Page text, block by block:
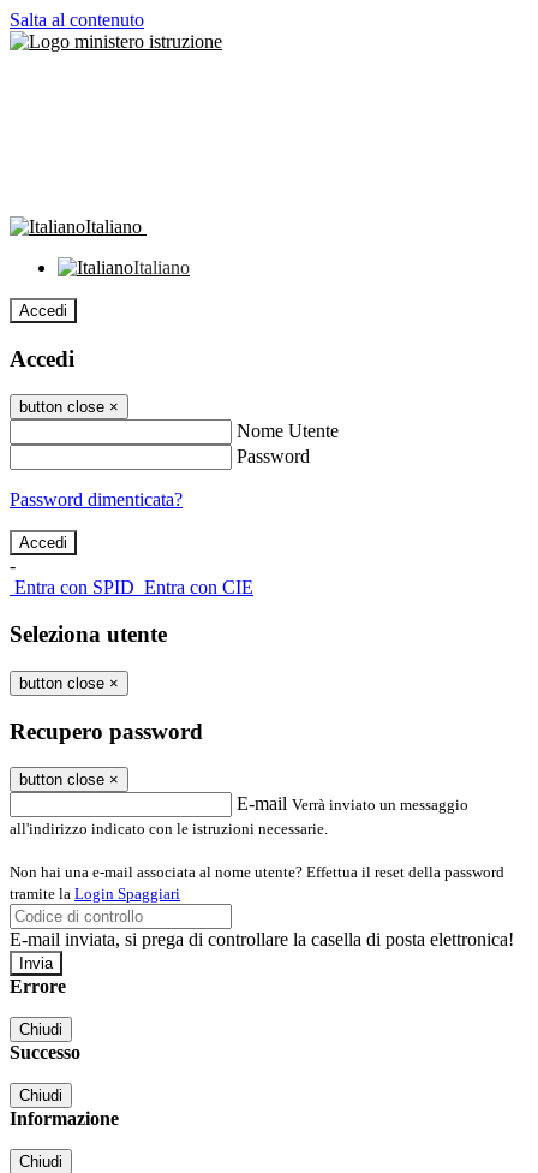
Salta al contenuto
Italiano
Italiano
Accedi
Accedi
button close ×
Nome Utente
Password
Password dimenticata?
-
Entra con SPID Entra con CIE
Seleziona utente
button close ×
Recupero password
button close ×
E-mail Verrà inviato un messaggio
all'indirizzo indicato con le istruzioni necessarie.
Non hai una e-mail associata al nome utente? Effettua il reset della password
tramite la Login Spaggiari
E-mail inviata, si prega di controllare la casella di posta elettronica!
Errore
Chiudi
Successo
Chiudi
Informazione
Chiudi